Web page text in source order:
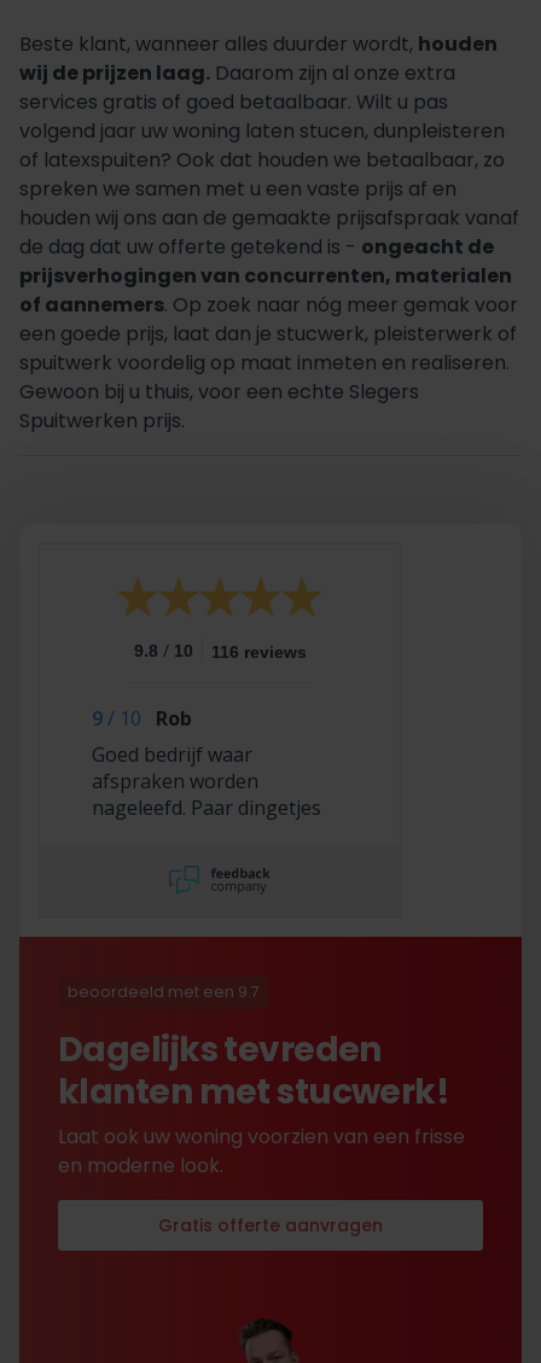
Beste klant, wanneer alles duurder wordt, houden
wij de prijzen laag. Daarom zijn al onze extra
services gratis of goed betaalbaar. Wilt u pas
volgend jaar uw woning laten stucen, dunpleisteren
of latexspuiten? Ook dat houden we betaalbaar, zo
spreken we samen met u een vaste prijs af en
houden wij ons aan de gemaakte prijsafspraak vanaf
de dag dat uw offerte getekend is - ongeacht de
prijsverhogingen van concurrenten, materialen
of aannemers. Op zoek naar nóg meer gemak voor
een goede prijs, laat dan je stucwerk, pleisterwerk of
spuitwerk voordelig op maat inmeten en realiseren.
Gewoon bij u thuis, voor een echte Slegers
Spuitwerken prijs.
9.8 / 10 116 reviews
9/ 10
Rob
Goed bedrijf waar
afspraken worden
nageleefd. Paar dingetjes
korting gekregen. Duurde
lang eer ik de sleutel
met excuses , maar na
is alles toch na
beoordeeld met een 9.7
Dagelijks tevreden
klanten met stucwerk!
Laat ook uw woning voorzien van een frisse
en moderne look.
Gratis offerte aanvragen